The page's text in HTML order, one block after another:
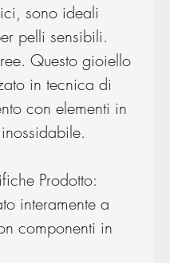
sono ideali
pelli sensibili.
Questo gioiello
in tecnica di
con elementi in
Prodotto:
interamente a
componenti in